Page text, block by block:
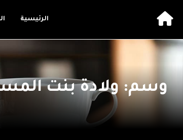
الرئيسية
وسم: ولادة بنت